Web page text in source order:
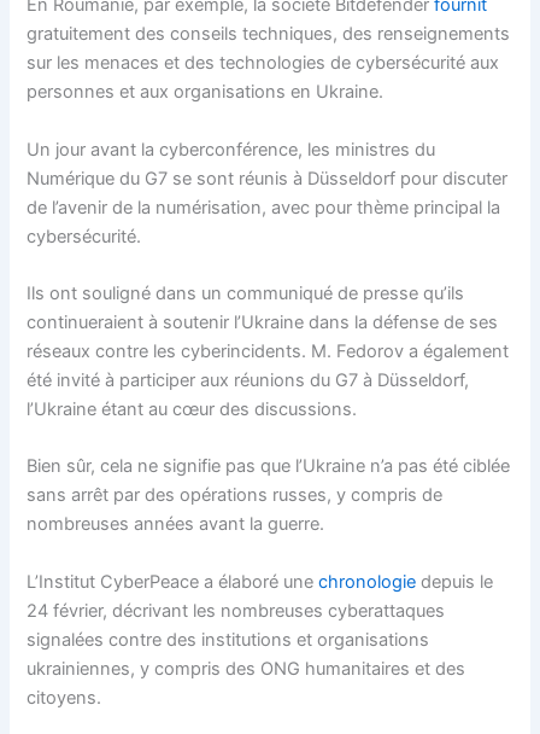
En Roumanie, par exemple, la société Bitdefenderfournit
gratuitement des conseils techniques, des renseignements
sur les menaces et des technologies de cybersécurité aux
personnes et aux organisations en Ukraine.
Un jour avant la cyberconférence, les ministres du
Numérique du G7 se sont réunis à Düsseldorf pour discuter
de l’avenir de la numérisation, avec pour thème principal la
cybersécurité.
Ils ont souligné dans un communiqué de presse qu’ils
continueraient à soutenir l’Ukraine dans la défense de ses
réseaux contre les cyberincidents. M. Fedorov a également
été invité à participer aux réunions du G7 à Düsseldorf,
l’Ukraine étant au cœur des discussions.
Bien sûr, cela ne signifie pas que l’Ukraine n’a pas été ciblée
sans arrêt par des opérations russes, y compris de
nombreuses années avant la guerre.
L’Institut CyberPeace a élaboré unechronologie depuis le
24 février, décrivant les nombreuses cyberattaques
signalées contre des institutions et organisations
ukrainiennes, y compris des ONG humanitaires et des
citoyens.